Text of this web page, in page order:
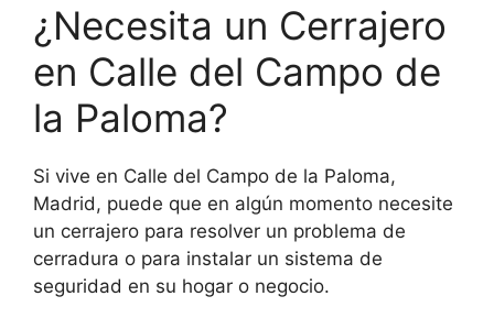
¿Necesita un Cerrajero
en Calle del Campo de
la Paloma?
Si vive en Calle del Campo de la Paloma,
Madrid, puede que en algún momento necesite
un cerrajero para resolver un problema de
cerradura o para instalar un sistema de
seguridad en su hogar o negocio.